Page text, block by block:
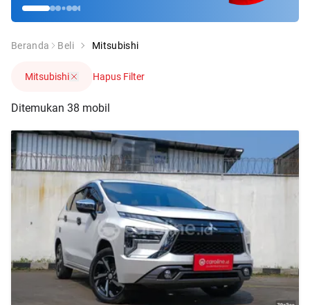
Beranda Beli Mitsubishi
Mitsubishi Hapus Filter
Ditemukan 38 mobil